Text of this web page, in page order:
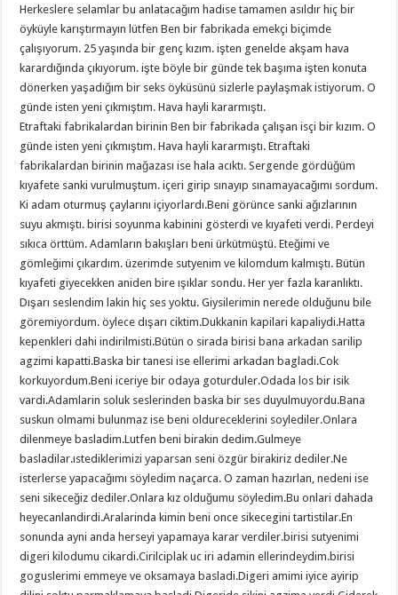
Herkeslere selamlar bu anlatacağım hadise tamamen asıldır hiç bir
öyküyle karıştırmayın lütfen Ben bir fabrikada emekçi biçimde
çalışıyorum. 25 yaşında bir genç kızım. işten genelde akşam hava
karardığında çıkıyorum. işte böyle bir günde tek başıma işten konuta
dönerken yaşadığım bir seks öyküsünü sizlerle paylaşmak istiyorum. O
günde isten yeni çıkmıştım. Hava hayli kararmıştı.
Etraftaki fabrikalardan birinin Ben bir fabrikada çalışan isçi bir kızım. O
günde isten yeni çıkmıştım. Hava hayli kararmıştı. Etraftaki
fabrikalardan birinin mağazası ise hala acıktı. Sergende gördüğüm
kıyafete sanki vurulmuştum. içeri girip sınayıp sınamayacağımı sordum.
Ki adam oturmuş çaylarını içiyorlardı.Beni görünce sanki ağızlarının
suyu akmıştı. birisi soyunma kabinini gösterdi ve kıyafeti verdi. Perdeyi
sıkıca örttüm. Adamların bakışları beni ürkütmüştü. Eteğimi ve
gömleğimi çıkardım. üzerimde sutyenim ve kilomdum kalmıştı. Bütün
kıyafeti giyecekken aniden bire ışıklar sondu. Her yer fazla karanlıktı.
Dışarı seslendim lakin hiç ses yoktu. Giysilerimin nerede olduğunu bile
göremiyordum. öylece dışarı ciktim.Dukkanin kapilari kapaliydi.Hatta
kepenkleri dahi indirilmisti.Bütün o sirada birisi bana arkadan sarilip
agzimi kapatti.Baska bir tanesi ise ellerimi arkadan bagladi.Cok
korkuyordum.Beni iceriye bir odaya goturduler.Odada los bir isik
vardi.Adamlarin soluk seslerinden baska bir ses duyulmuyordu.Bana
suskun olmami bulunmaz ise beni oldureceklerini soylediler.Onlara
dilenmeye basladim.Lutfen beni birakin dedim.Gulmeye
basladilar.ıstediklerimizi yaparsan seni özgür birakiriz dediler.Ne
isterlerse yapacağımı söyledim naçarca. O zaman hazırlan, nedeni ise
seni sikeceğiz dediler.Onlara kız olduğumu söyledim.Bu onlari dahada
heyecanlandirdi.Aralarinda kimin beni once sikecegini tartistilar.En
sonunda ayni anda herseyi yapamaya karar verdiler.birisi sutyenimi
digeri kilodumu cikardi.Cirilciplak uc iri adamin ellerindeydim.birisi
goguslerimi emmeye ve oksamaya basladi.Digeri amimi iyice ayirip